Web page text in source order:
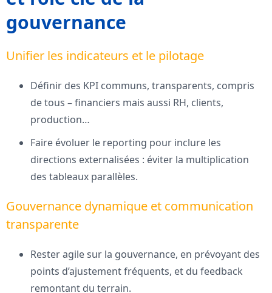
gouvernance
Unifier les indicateurs et le pilotage
Définir des KPI communs, transparents, compris
de tous – financiers mais aussi RH, clients,
production…
Faire évoluer le reporting pour inclure les
directions externalisées : éviter la multiplication
des tableaux parallèles.
Gouvernance dynamique et communication
transparente
Rester agile sur la gouvernance, en prévoyant des
points d’ajustement fréquents, et du feedback
remontant du terrain.